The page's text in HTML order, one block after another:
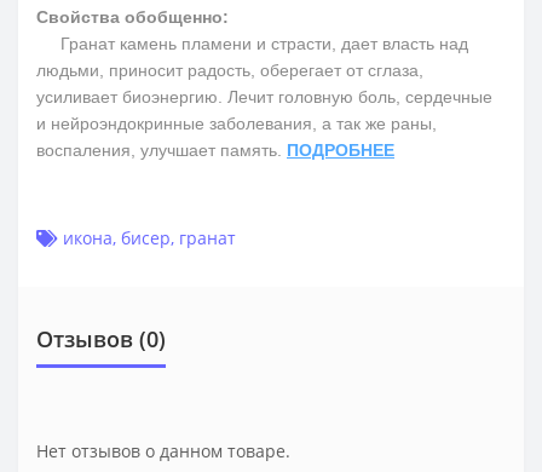
Свойства обобщенно:
Гранат камень пламени и страсти, дает власть над
людьми, приносит радость, оберегает от сглаза,
усиливает биоэнергию. Лечит головную боль, сердечные
и нейроэндокринные заболевания, а так же раны,
воспаления, улучшает память. ПОДРОБНЕЕ
икона, бисер, гранат
Отзывов (0)
Нет отзывов о данном товаре.